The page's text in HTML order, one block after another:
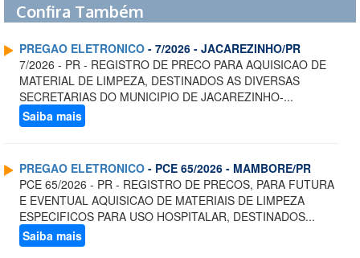
Confira Também
PREGAO ELETRONICO - 7/2026 - JACAREZINHO/PR
7/2026 - PR - REGISTRO DE PRECO PARA AQUISICAO DE
MATERIAL DE LIMPEZA, DESTINADOS AS DIVERSAS
SECRETARIAS DO MUNICIPIO DE JACAREZINHO-...
Saiba mais
PREGAO ELETRONICO - PCE 65/2026 - MAMBORE/PR
PCE 65/2026 - PR - REGISTRO DE PRECOS, PARA FUTURA
E EVENTUAL AQUISICAO DE MATERIAIS DE LIMPEZA
ESPECIFICOS PARA USO HOSPITALAR, DESTINADOS...
Saiba mais